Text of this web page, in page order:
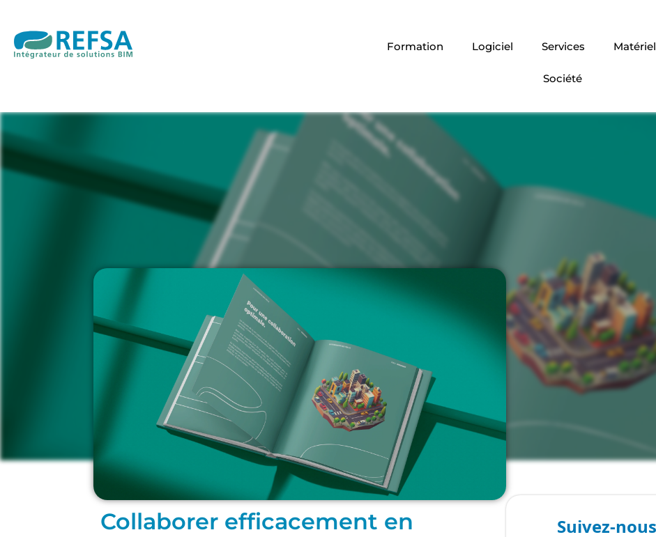
Formation Logiciel Services Matériel
Société
Infrastructure Management du BIM
Collaborer efficacement en